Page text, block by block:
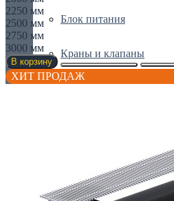
Блок питания
Краны и клапаны
Решетки
2250 мм
2500 мм
2750 мм
3000 мм
В корзину
ХИТ ПРОДАЖ